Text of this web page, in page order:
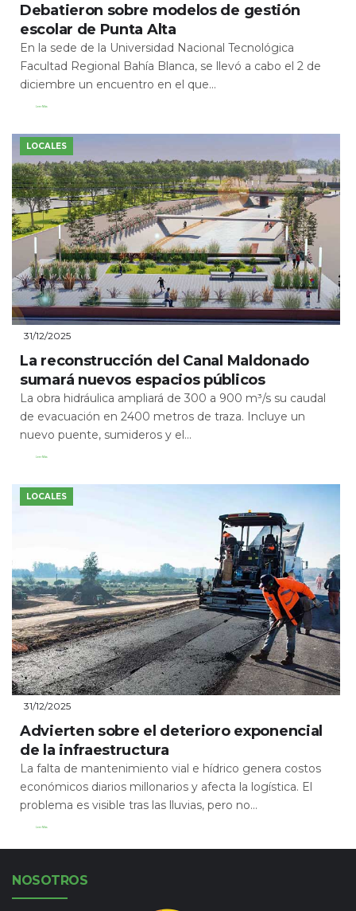
Debatieron sobre modelos de gestión
escolar de Punta Alta
En la sede de la Universidad Nacional Tecnológica
Facultad Regional Bahía Blanca, se llevó a cabo el 2 de
diciembre un encuentro en el que...
Leer Más
LOCALES
31/12/2025
La reconstrucción del Canal Maldonado
sumará nuevos espacios públicos
La obra hidráulica ampliará de 300 a 900 m³/s su caudal
de evacuación en 2400 metros de traza. Incluye un
nuevo puente, sumideros y el...
Leer Más
LOCALES
31/12/2025
Advierten sobre el deterioro exponencial
de la infraestructura
La falta de mantenimiento vial e hídrico genera costos
económicos diarios millonarios y afecta la logística. El
problema es visible tras las lluvias, pero no...
Leer Más
NOSOTROS